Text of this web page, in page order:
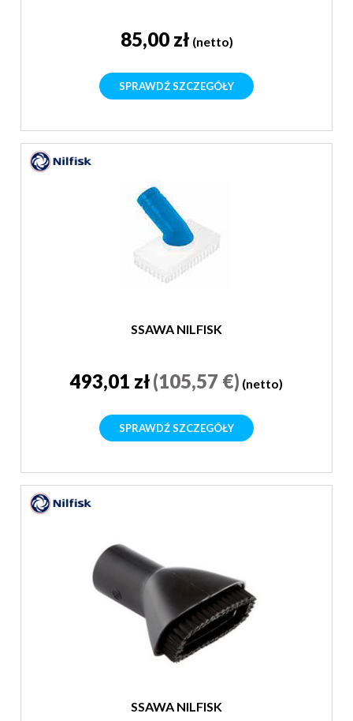
85,00 zł (netto)
SPRAWDŹ SZCZEGÓŁY
SSAWA NILFISK
493,01 zł(105,57 €) (netto)
SPRAWDŹ SZCZEGÓŁY
SSAWA NILFISK